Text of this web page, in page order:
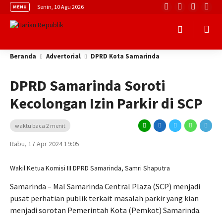
MENU Senin, 10 Agu 2026
Beranda Advertorial DPRD Kota Samarinda
DPRD Samarinda Soroti
Kecolongan Izin Parkir di SCP
waktu baca 2 menit
Rabu, 17 Apr 2024 19:05
Wakil Ketua Komisi III DPRD Samarinda, Samri Shaputra
Samarinda – Mal Samarinda Central Plaza (SCP) menjadi
pusat perhatian publik terkait masalah parkir yang kian
menjadi sorotan Pemerintah Kota (Pemkot) Samarinda.